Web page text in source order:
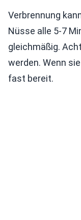
Verbrennung
Nüsse alle 5-7
gleichmäßig.
werden. Wenn
fast bereit.